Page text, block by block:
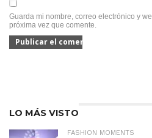
Guarda mi nombre, correo electrónico y
próxima vez que comente.
LO MÁS VISTO
FASHION MOMENTS